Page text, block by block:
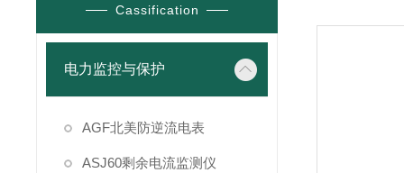
Cassification
电力监控与保护
AGF北美防逆流电表
ASJ60剩余电流监测仪